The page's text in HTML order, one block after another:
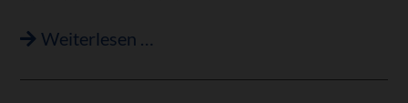
Weiterlesen …